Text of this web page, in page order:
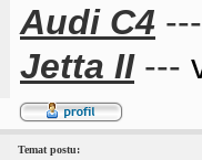
Audi C4 ---
Jetta II---
Temat postu: